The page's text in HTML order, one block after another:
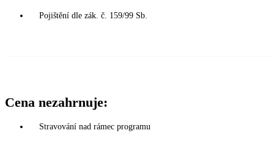
Pojištění dle zák. č. 159/99 Sb.
Cena nezahrnuje:
Stravování nad rámec programu